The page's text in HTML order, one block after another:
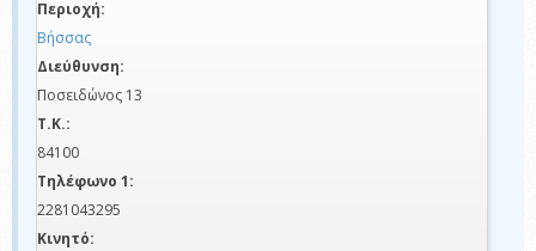
Περιοχή:
Βήσσας
Διεύθυνση:
Ποσειδώνος 13
Τ.Κ.:
84100
Τηλέφωνο 1:
2281043295
Κινητό: